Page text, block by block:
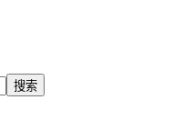
搜索